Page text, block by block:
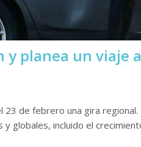
y planea un viaje a
de febrero una gira regional.
globales, incluido el